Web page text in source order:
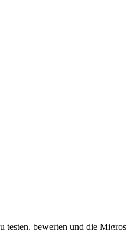
testen, bewerten und die Migros